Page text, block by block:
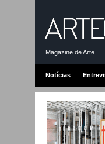
Magazine de Arte
Notícias